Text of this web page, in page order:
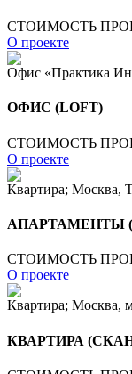
СТОИМОСТЬ
О проекте
Офис «Практика
ОФИС (LOFT)
СТОИМОСТЬ
О проекте
Квартира; Москва,
АПАРТАМЕНТЫ
СТОИМОСТЬ
О проекте
Квартира; Москва,
КВАРТИРА